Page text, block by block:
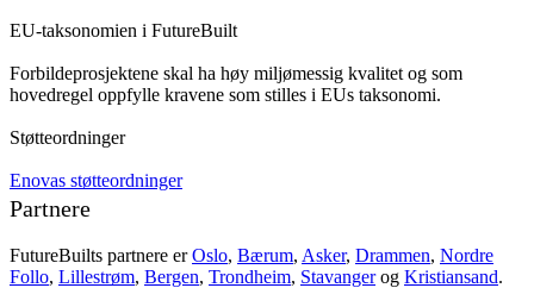
EU-taksonomien i FutureBuilt
Forbildeprosjektene skal ha høy miljømessig kvalitet og som
hovedregel oppfylle kravene som stilles i EUs taksonomi.
Støtteordninger
Enovas støtteordninger
Partnere
FutureBuilts partnere erOslo, Bærum, Asker, Drammen, Nordre
Follo, Lillestrøm, Bergen, Trondheim, Stavangerog Kristiansand.